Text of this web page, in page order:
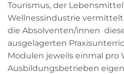
Tourismus, der
Wellnessindustrie
die Absolventen/innen
ausgelagerten
Modulen jeweils einmal pro
Ausbildungsbetrieben